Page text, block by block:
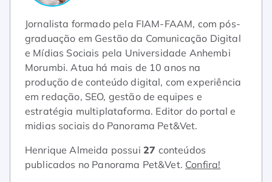
Jornalista formado pela FIAM-FAAM, com pós-
graduação em Gestão da Comunicação Digital
e Mídias Sociais pela Universidade Anhembi
Morumbi. Atua há mais de 10 anos na
produção de conteúdo digital, com experiência
em redação, SEO, gestão de equipes e
estratégia multiplataforma. Editor do portal e
midias sociais do Panorama Pet&Vet.
Henrique Almeida possui 27 conteúdos
publicados no Panorama Pet&Vet. Confira!